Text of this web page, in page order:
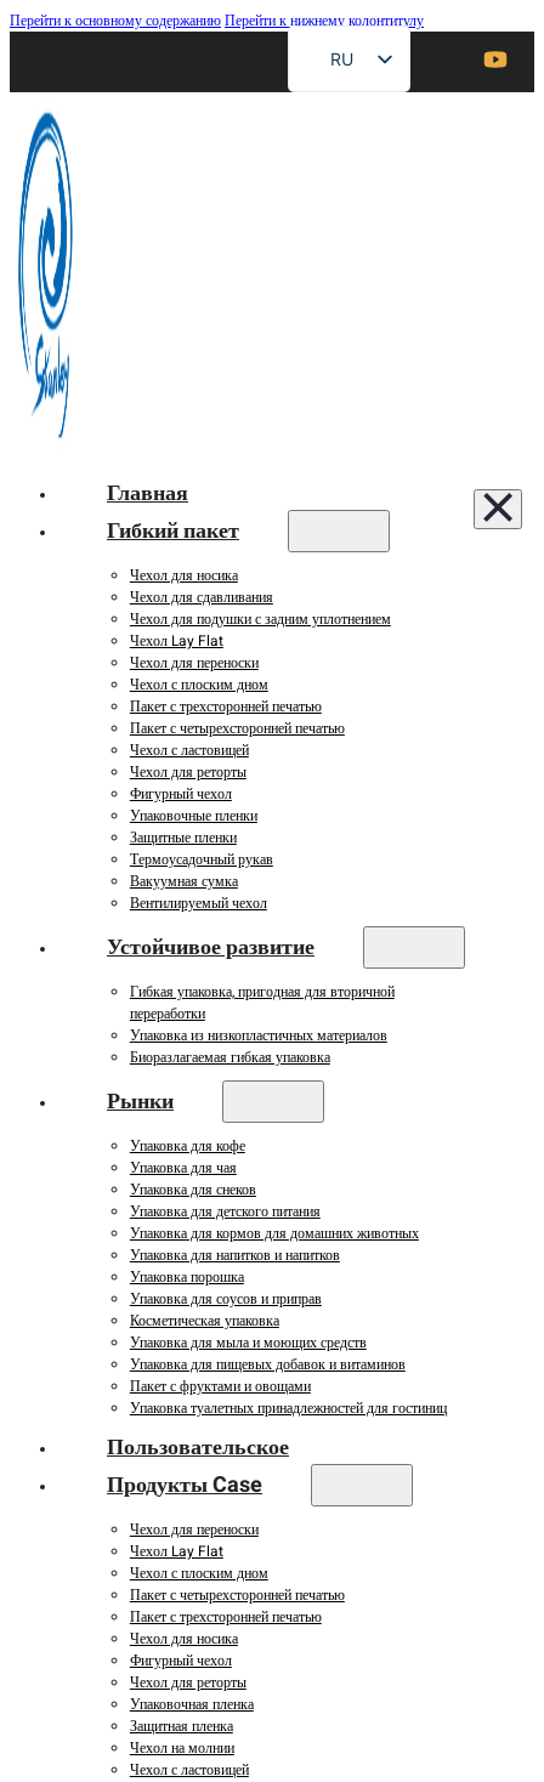
Перейти к основному содержаниюПерейти к нижнему колонтитулу
RU
EN
Главная
Гибкий пакет
Чехол для носика
Чехол для сдавливания
Чехол для подушки с задним уплотнением
Чехол Lay Flat
Чехол для переноски
Чехол с плоским дном
Пакет с трехсторонней печатью
Пакет с четырехсторонней печатью
Чехол с ластовицей
Чехол для реторты
Фигурный чехол
Упаковочные пленки
Защитные пленки
Термоусадочный рукав
Вакуумная сумка
Вентилируемый чехол
Устойчивое развитие
Гибкая упаковка, пригодная для вторичной
переработки
Упаковка из низкопластичных материалов
Биоразлагаемая гибкая упаковка
Рынки
Упаковка для кофе
Упаковка для чая
Упаковка для снеков
Упаковка для детского питания
Упаковка для кормов для домашних животных
Упаковка для напитков и напитков
Упаковка порошка
Упаковка для соусов и приправ
Косметическая упаковка
Упаковка для мыла и моющих средств
Упаковка для пищевых добавок и витаминов
Пакет с фруктами и овощами
Упаковка туалетных принадлежностей для гостиниц
Пользовательское
Продукты Case
Чехол для переноски
Чехол Lay Flat
Чехол с плоским дном
Пакет с четырехсторонней печатью
Пакет с трехсторонней печатью
Чехол для носика
Фигурный чехол
Чехол для реторты
Упаковочная пленка
Защитная пленка
Чехол на молнии
Чехол с ластовицей